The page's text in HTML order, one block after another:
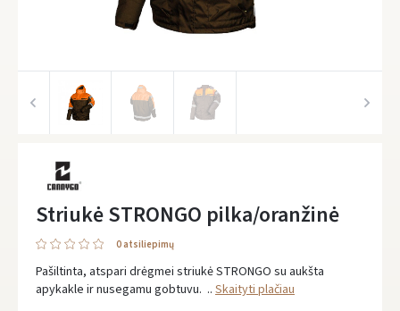
Striukė STRONGO pilka/oranžinė
0 atsiliepimų
Pašiltinta, atspari drėgmei striukė STRONGO su aukšta
apykakle ir nusegamu gobtuvu. .. Skaityti plačiau